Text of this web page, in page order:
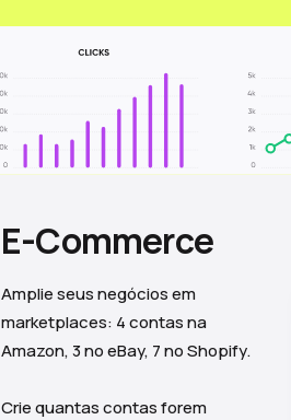
E-Commerce
Amplie seus negócios em
marketplaces: 4 contas na
Amazon, 3 no eBay, 7 no Shopify.
Crie quantas contas forem